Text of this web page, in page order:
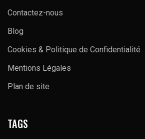
Contactez-nous
Blog
Cookies & Politique de Confidentialité
Mentions Légales
Plan de site
TAGS